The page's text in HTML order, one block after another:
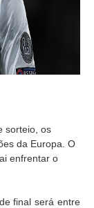
sorteio, os
da Europa. O
enfrentar o
final será entre